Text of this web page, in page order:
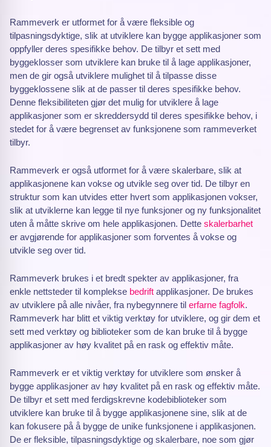
Rammeverk er utformet for å være fleksible og
tilpasningsdyktige, slik at utviklere kan bygge applikasjoner som
oppfyller deres spesifikke behov. De tilbyr et sett med
byggeklosser som utviklere kan bruke til å lage applikasjoner,
men de gir også utviklere mulighet til å tilpasse disse
byggeklossene slik at de passer til deres spesifikke behov.
Denne fleksibiliteten gjør det mulig for utviklere å lage
applikasjoner som er skreddersydd til deres spesifikke behov, i
stedet for å være begrenset av funksjonene som rammeverket
tilbyr.
Rammeverk er også utformet for å være skalerbare, slik at
applikasjonene kan vokse og utvikle seg over tid. De tilbyr en
struktur som kan utvides etter hvert som applikasjonen vokser,
slik at utviklerne kan legge til nye funksjoner og ny funksjonalitet
uten å måtte skrive om hele applikasjonen. Dette skalerbarhet
er avgjørende for applikasjoner som forventes å vokse og
utvikle seg over tid.
Rammeverk brukes i et bredt spekter av applikasjoner, fra
enkle nettsteder til komplekse bedrift applikasjoner. De brukes
av utviklere på alle nivåer, fra nybegynnere til erfarne fagfolk.
Rammeverk har blitt et viktig verktøy for utviklere, og gir dem et
sett med verktøy og biblioteker som de kan bruke til å bygge
applikasjoner av høy kvalitet på en rask og effektiv måte.
Rammeverk er et viktig verktøy for utviklere som ønsker å
bygge applikasjoner av høy kvalitet på en rask og effektiv måte.
De tilbyr et sett med ferdigskrevne kodebiblioteker som
utviklere kan bruke til å bygge applikasjonene sine, slik at de
kan fokusere på å bygge de unike funksjonene i applikasjonen.
De er fleksible, tilpasningsdyktige og skalerbare, noe som gjør